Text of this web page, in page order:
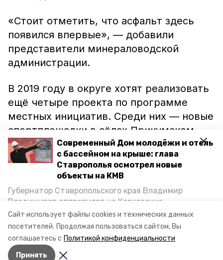
Сайт использует файлы cookies и технических данных
посетителей. Продолжая пользоваться сайтом, Вы
соглашаетесь с Политикой конфиденциальности
Принять
Современный Дом молодёжи и отель
с бассейном на крыше: глава
Ставрополья осмотрел новые
объекты на КМВ
Губернатор Ставропольского края Владимир
Владимиров отправился на Кавказские
Минеральные Воды, чтобы проинспектировать
строительство объектов в Кисловодске и
Минводах, а также выслушать предложения о
постройке новых точек притяжения для местных
жителей. Подробнее — в материале «Победы26».
«Стоит отметить, что асфальт здесь
появился впервые», — добавили
представители минераловодской
администрации.
В 2019 году в округе хотят реализовать
ещё четыре проекта по программе
местных инициатив. Среди них — новые
спортплощадки в сёлах Прикумском,
Нижняя Александровка и посёлке
Новотерском, а также сквер в
Нагутском.
Напомним, ранеесообщалось, что на
Ставрополье отремонтируют две
региональные дороги.
Авторы: Сергей Сыровацкий